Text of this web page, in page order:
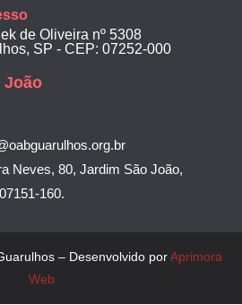
de Oliveira nº 5308
SP - CEP: 07252-000
João
Neves, 80, Jardim São João,
160.
– Desenvolvido porAprimora
Web